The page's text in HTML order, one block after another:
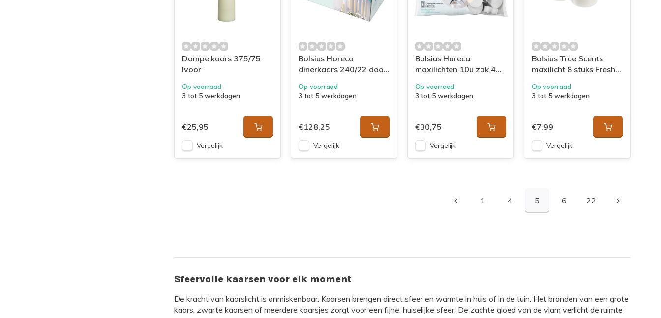
Dompelkaars 375/75
Ivoor
Op voorraad
3 tot 5 werkdagen
€25,95
Vergelijk
Bolsius Horeca
dinerkaars 240/22 doos
Op voorraad
3 tot 5 werkdagen
€128,25
Vergelijk
Bolsius Horeca
maxilichten 10u zak 40
Op voorraad
3 tot 5 werkdagen
€30,75
Vergelijk
Bolsius True Scents
maxilicht 8 stuks Fresh
Op voorraad
3 tot 5 werkdagen
€7,99
Vergelijk
1 4 5 6 22
Sfeervolle kaarsen voor elk moment
De kracht van kaarslicht is onmiskenbaar. Kaarsen brengen direct sfeer en warmte in huis of in de tuin. Het branden van een grote
kaars, zwarte kaarsen of meerdere kaarsjes zorgt voor een fijne, huiselijke sfeer. De zachte gloed van de vlam verlicht de ruimte